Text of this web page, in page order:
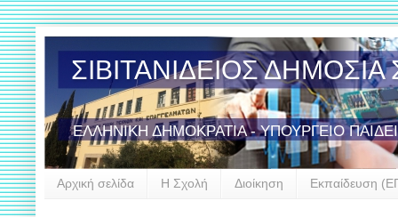
ΣΙΒΙΤΑΝΙΔΕΙΟΣ
ΕΛΛΗΝΙΚΗ ΔΗΜΟΚΡΑΤΙΑ - ΥΠΟΥΡΓΕΙΟ
Αρχική σελίδα Η Σχολή Διοίκηση Εκπαίδευση